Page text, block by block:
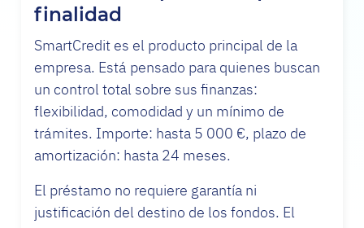
finalidad
SmartCredit es el producto principal de la
empresa. Está pensado para quienes buscan
un control total sobre sus finanzas:
flexibilidad, comodidad y un mínimo de
trámites. Importe: hasta 5 000 €, plazo de
amortización: hasta 24 meses.
El préstamo no requiere garantía ni
justificación del destino de los fondos. El